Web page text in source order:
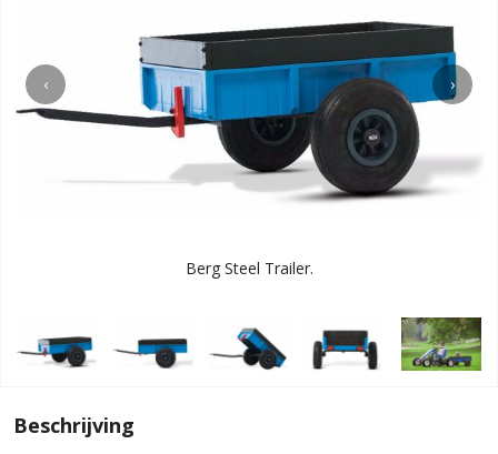
‹ ›
Berg Steel Trailer.
Beschrijving